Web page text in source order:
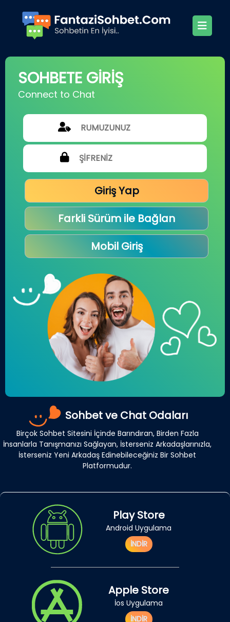
SOHBETE GİRİŞ
Connect to Chat
Giriş Yap
Farkli Sürüm ile Bağlan
Mobil Giriş
Sohbet ve Chat Odaları
Birçok Sohbet Sitesini İçinde Barındıran, Birden Fazla
İnsanlarla Tanışmanızı Sağlayan, İsterseniz Arkadaşlarınızla,
İsterseniz Yeni Arkadaş Edinebileceğiniz Bir Sohbet
Platformudur.
Play Store
Android Uygulama
İNDİR
Apple Store
İos Uygulama
İNDİR